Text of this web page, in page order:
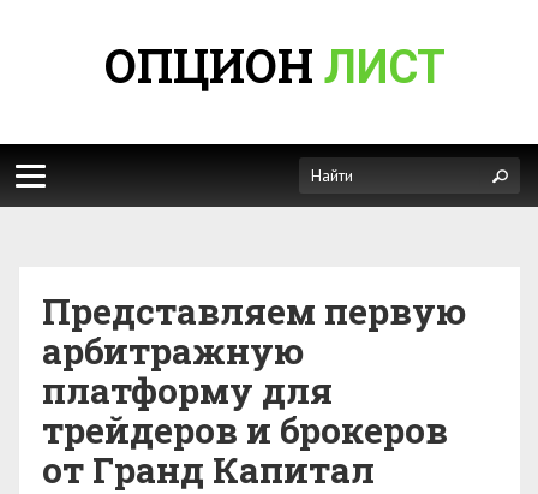
ОПЦИОН ЛИСТ
Представляем первую
арбитражную
платформу для
трейдеров и брокеров
от Гранд Капитал